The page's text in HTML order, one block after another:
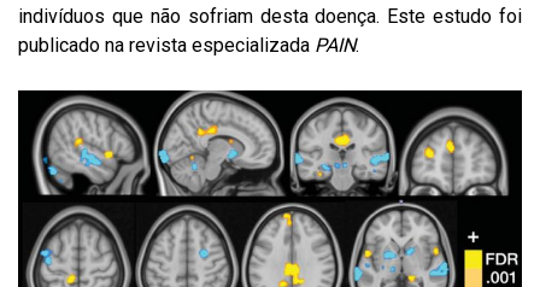
indivíduos que não sofriam desta doença. Este estudo foi
publicado na revista especializada PAIN.